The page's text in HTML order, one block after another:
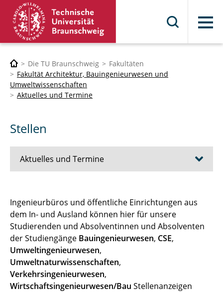
Menü
Die TU Braunschweig
Fakultäten
Fakultät Architektur, Bauingenieurwesen und
Umweltwissenschaften
Aktuelles und Termine
Stellen
Aktuelles und Termine
Klausurtermine
Ingenieurbüros und öffentliche Einrichtungen aus
dem In- und Ausland können hier für unsere
Studierenden und Absolventinnen und Absolventen
der Studiengänge Bauingenieurwesen, CSE,
Umweltingenieurwesen,
Umweltnaturwissenschaften,
Verkehrsingenieurwesen,
Wirtschaftsingenieurwesen/Bau Stellenanzeigen